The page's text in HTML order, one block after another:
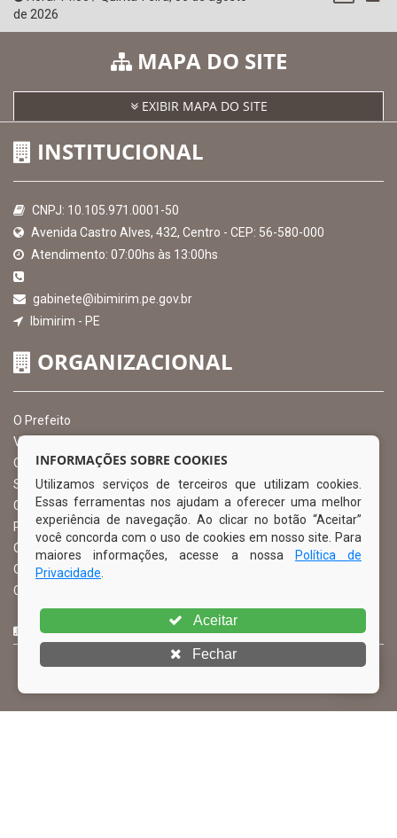
de 2026
MAPA DO SITE
EXIBIR MAPA DO SITE
INSTITUCIONAL
CNPJ: 10.105.971.0001-50
Avenida Castro Alves, 432, Centro - CEP: 56-580-000
Atendimento: 07:00hs às 13:00hs
gabinete@ibimirim.pe.gov.br
Ibimirim - PE
ORGANIZACIONAL
O Prefeito
Vice Prefeito
Ouvidoria Municipal
Serviço de Informação ao Cidadão – SIC
Chefe de Gabinete
Procuradoria Geral
Órgão de Controle Interno
Organograma
Comissão Permanente de Licitação – CPL
CURTA NOSSA FAN PAGE
INFORMAÇÕES SOBRE COOKIES
Utilizamos serviços de terceiros que utilizam cookies.
Essas ferramentas nos ajudam a oferecer uma melhor
experiência de navegação. Ao clicar no botão “Aceitar”
você concorda com o uso de cookies em nosso site. Para
maiores informações, acesse a nossa
Política de
Privacidade
Aceitar
Fechar